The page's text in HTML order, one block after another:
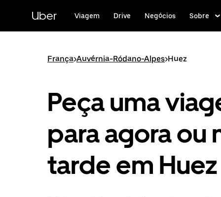
conteúdo
Uber Viagem Drive Negócios Sobre
França>Auvérnia-Ródano-Alpes>Huez
Peça uma
para agora ou
tarde em Huez